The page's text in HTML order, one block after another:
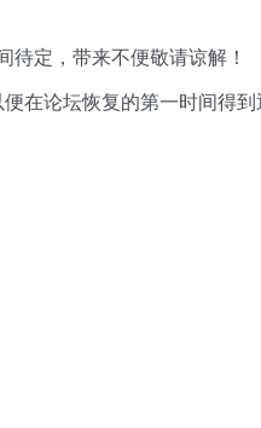
定，带来不便敬请谅解！
在论坛恢复的第一时间得到